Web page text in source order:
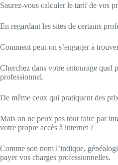
Saurez-vous calculer le tarif de vos
En regardant les sites de certains
Comment peut-on s’engager à
Cherchez dans votre entourage quel
professionnel.
De même ceux qui pratiquent des
Mais on ne peux pas tout faire par
votre propre accès à internet ?
Comme son nom l’indique,
payer vos charges professionnelles.